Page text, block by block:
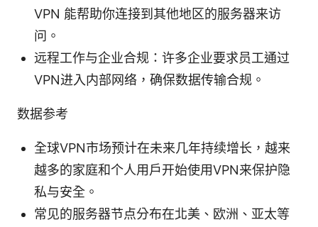
VPN 能帮助你连接到其他地区的服务器来访
问。
远程工作与企业合规：许多企业要求员工通过
VPN进入内部网络，确保数据传输合规。
数据参考
全球VPN市场预计在未来几年持续增长，越来
越多的家庭和个人用户开始使用VPN来保护隐
私与安全。
常见的服务器节点分布在北美、欧洲、亚太等